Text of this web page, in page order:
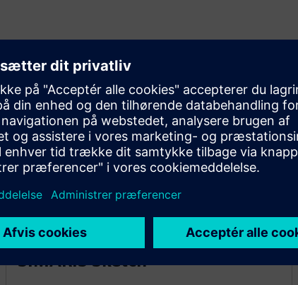
SIMARIS Sketch